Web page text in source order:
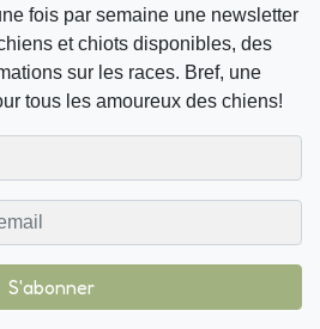
fois par semaine une newsletter
et chiots disponibles, des
sur les races. Bref, une
tous les amoureux des chiens!
S'abonner